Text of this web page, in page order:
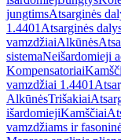
jungtimsAtsarginės
1.4401 Atsarginės
vamzdžiaiAlkūnės
sistemaNeišardomieji
Kompensatoriai
vamzdžiai 1.4401
AlkūnėsTrišakiai
išardomiejiKamščiai
vamzdžiams ir